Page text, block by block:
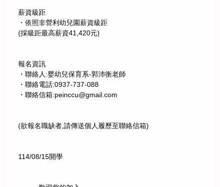
薪資級距
・依照非營利幼兒園薪資級距
(採級距最高薪資41,420元)
報名資訊
・聯絡人:婴幼兒保育系-郭沛衡老師
・聯絡電話:0937-737-088
・聯絡信箱:peinccu@gmail.com
(欲報名職缺者,請傳送個人履歷至聯絡信箱)
114/08/15開學